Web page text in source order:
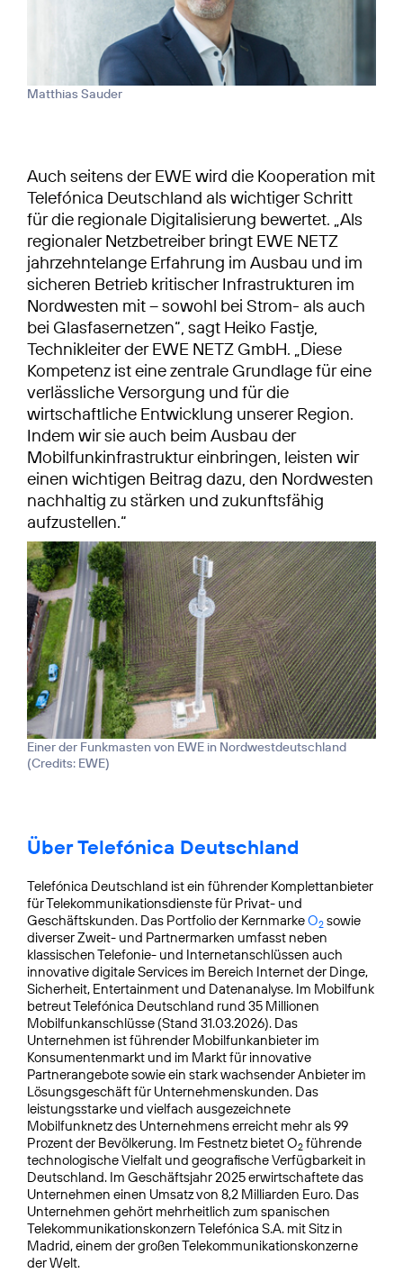
Matthias Sauder
Auch seitens der EWE wird die Kooperation mit
Telefónica Deutschland als wichtiger Schritt
für die regionale Digitalisierung bewertet. „Als
regionaler Netzbetreiber bringt EWE NETZ
jahrzehntelange Erfahrung im Ausbau und im
sicheren Betrieb kritischer Infrastrukturen im
Nordwesten mit – sowohl bei Strom- als auch
bei Glasfasernetzen“, sagt Heiko Fastje,
Technikleiter der EWE NETZ GmbH. „Diese
Kompetenz ist eine zentrale Grundlage für eine
verlässliche Versorgung und für die
wirtschaftliche Entwicklung unserer Region.
Indem wir sie auch beim Ausbau der
Mobilfunkinfrastruktur einbringen, leisten wir
einen wichtigen Beitrag dazu, den Nordwesten
nachhaltig zu stärken und zukunftsfähig
aufzustellen.“
Einer der Funkmasten von EWE in Nordwestdeutschland
(Credits: EWE)
Über Telefónica Deutschland
Telefónica Deutschland ist ein führender Komplettanbieter
für Telekommunikationsdienste für Privat- und
Geschäftskunden. Das Portfolio der KernmarkeO2 sowie
diverser Zweit- und Partnermarken umfasst neben
klassischen Telefonie- und Internetanschlüssen auch
innovative digitale Services im Bereich Internet der Dinge,
Sicherheit, Entertainment und Datenanalyse. Im Mobilfunk
betreut Telefónica Deutschland rund 35 Millionen
Mobilfunkanschlüsse (Stand 31.03.2026). Das
Unternehmen ist führender Mobilfunkanbieter im
Konsumentenmarkt und im Markt für innovative
Partnerangebote sowie ein stark wachsender Anbieter im
Lösungsgeschäft für Unternehmens­kunden. Das
leistungsstarke und vielfach ausgezeichnete
Mobilfunknetz des Unternehmens erreicht mehr als 99
Prozent der Bevölkerung. Im Festnetz bietet O2 führende
technologische Vielfalt und geografische Verfügbarkeit in
Deutschland. Im Geschäftsjahr 2025 erwirtschaftete das
Unternehmen einen Umsatz von 8,2 Milliarden Euro. Das
Unternehmen gehört mehrheitlich zum spanischen
Telekommunikationskonzern Telefónica S.A. mit Sitz in
Madrid, einem der großen Telekommunikationskonzerne
der Welt.